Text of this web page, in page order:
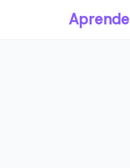
Aprende